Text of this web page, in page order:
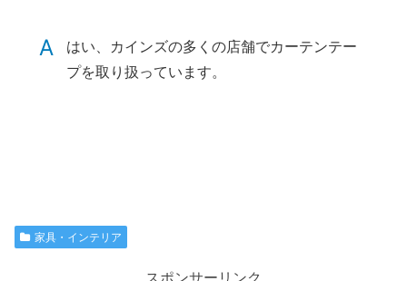
A
はい、カインズの多くの店舗でカーテンテー
プを取り扱っています。
家具・インテリア